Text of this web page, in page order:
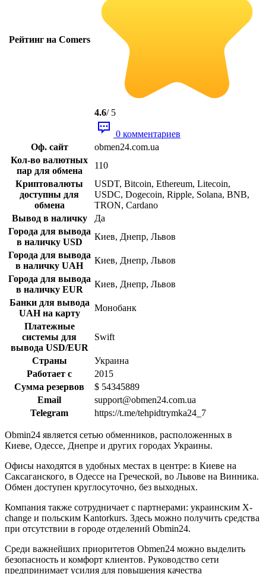
Рейтинг на Comers
4.6/ 5
0 комментариев
Оф. сайт
obmen24.com.ua
Кол-во валютных
пар для обмена
110
Криптовалюты
доступны для
обмена
USDT, Bitcoin, Ethereum, Litecoin,
USDC, Dogecoin, Ripple, Solana, BNB,
TRON, Cardano
Вывод в наличку
Да
Города для вывода
в наличку USD
Киев, Днепр, Львов
Города для вывода
в наличку UAH
Киев, Днепр, Львов
Города для вывода
в наличку EUR
Киев, Днепр, Львов
Банки для вывода
UAH на карту
Монобанк
Платежные
системы для
вывода USD/EUR
Swift
Страны
Украина
Работает с
2015
Сумма резервов
$ 54345889
Email
support@obmen24.com.ua
Telegram
https://t.me/tehpidtrymka24_7
Obmin24 является сетью обменников, расположенных в
Киеве, Одессе, Днепре и других городах Украины.
Офисы находятся в удобных местах в центре: в Киеве на
Саксаганского, в Одессе на Греческой, во Львове на Винника.
Обмен доступен круглосуточно, без выходных.
Компания также сотрудничает с партнерами: украинским X-
change и польским Kantorkurs. Здесь можно получить средства
при отсутствии в городе отделений Obmin24.
Среди важнейших приоритетов Obmen24 можно выделить
безопасность и комфорт клиентов. Руководство сети
предпринимает усилия для повышения качества